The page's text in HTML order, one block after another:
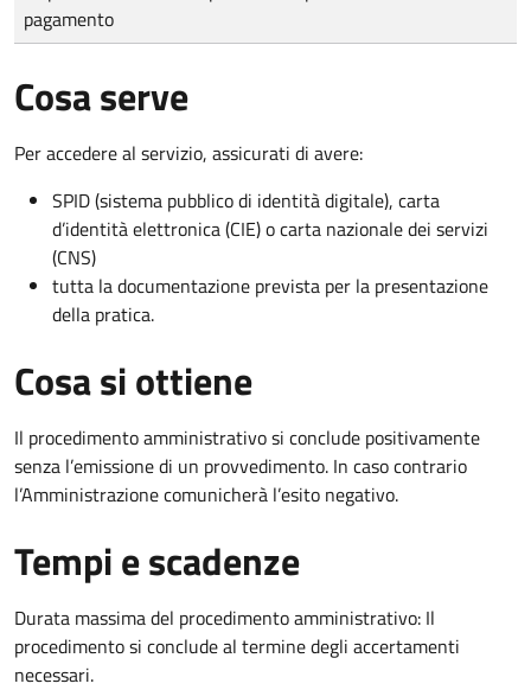
pagamento
Cosa serve
Per accedere al servizio, assicurati di avere:
SPID (sistema pubblico di identità digitale), carta
d’identità elettronica (CIE) o carta nazionale dei servizi
(CNS)
tutta la documentazione prevista per la presentazione
della pratica.
Cosa si ottiene
Il procedimento amministrativo si conclude positivamente
senza l’emissione di un provvedimento. In caso contrario
l’Amministrazione comunicherà l’esito negativo.
Tempi e scadenze
Durata massima del procedimento amministrativo: Il
procedimento si conclude al termine degli accertamenti
necessari.